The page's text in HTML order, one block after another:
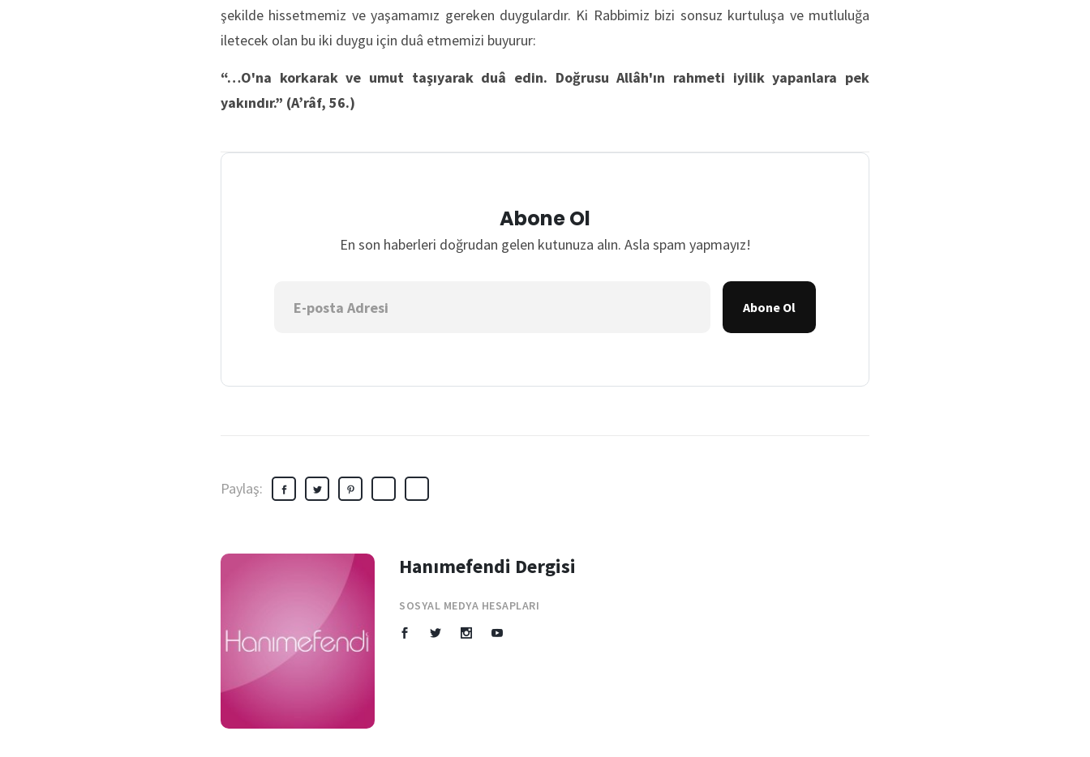
şekilde hissetmemiz ve yaşamamız gereken duygulardır. Ki Rabbimiz bizi sonsuz kurtuluşa ve mutluluğa
iletecek olan bu iki duygu için duâ etmemizi buyurur:
“…O'na korkarak ve umut taşıyarak duâ edin. Doğrusu Allâh'ın rahmeti iyilik yapanlara pek
yakındır.” (A’râf, 56.)
Abone Ol
En son haberleri doğrudan gelen kutunuza alın. Asla spam yapmayız!
Abone Ol
Paylaş:
Hanımefendi Dergisi
SOSYAL MEDYA HESAPLARI